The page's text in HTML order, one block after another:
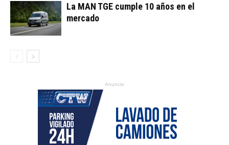
La MAN TGE cumple 10 años en el
mercado
Anuncio